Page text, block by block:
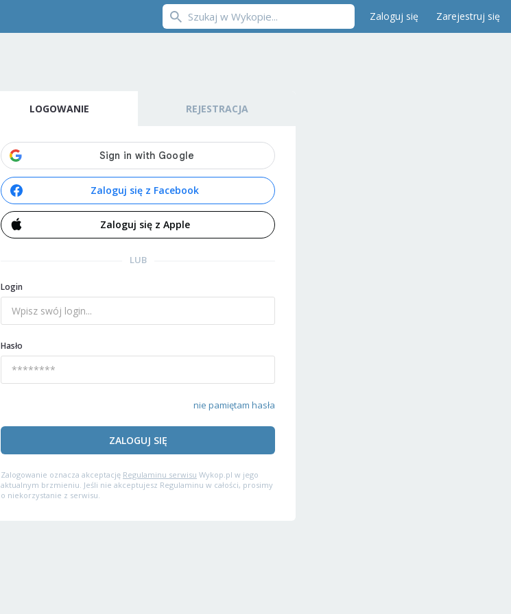
Zaloguj się Zarejestruj się
LOGOWANIE REJESTRACJA
Zaloguj się z Facebook
Zaloguj się z Apple
LUB
Login
Hasło
nie pamiętam hasła
ZALOGUJ SIĘ
Zalogowanie oznacza akceptację Regulaminu serwisu Wykop.pl w jego
aktualnym brzmieniu. Jeśli nie akceptujesz Regulaminu w całości, prosimy
o niekorzystanie z serwisu.